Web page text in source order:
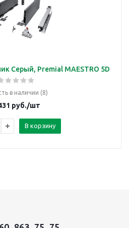
Серый, Premial MAESTRO 5D
в наличии (8)
руб./шт
В корзину